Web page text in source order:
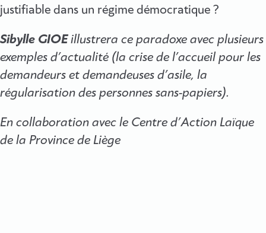
justifiable dans un régime démocratique ?
Sibylle GIOEillustrera ce paradoxe avec plusieurs
exemples d’actualité (la crise de l’accueil pour les
demandeurs et demandeuses d’asile, la
régularisation des personnes sans-papiers).
En collaboration avec le Centre d’Action Laïque
de la Province de Liège